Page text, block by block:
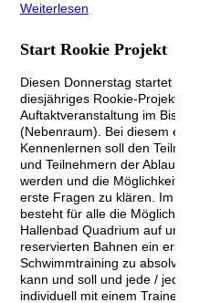
Weiterlesen
Start Rookie Projekt
Diesen Donnerstag startet unser
diesjähriges Rookie-Projekt mit
Auftaktveranstaltung im Bistro
(Nebenraum). Bei diesem ersten
Kennenlernen soll den
und Teilnehmern der Ablauf
werden und die Möglichkeit
erste Fragen zu klären. Im
besteht für alle die Möglichkeit in
Hallenbad Quadrium auf
reservierten Bahnen ein erstes
Schwimmtraining zu
kann und soll und jede / jeder
individuell mit einem Trainer